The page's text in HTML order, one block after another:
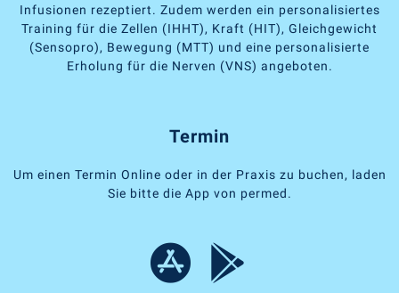
Infusionen rezeptiert. Zudem werden ein personalisiertes
Training für die Zellen (IHHT), Kraft (HIT), Gleichgewicht
(Sensopro), Bewegung (MTT) und eine personalisierte
Erholung für die Nerven (VNS) angeboten.
Termin
Um einen Termin Online oder in der Praxis zu buchen, laden
Sie bitte die App von permed.